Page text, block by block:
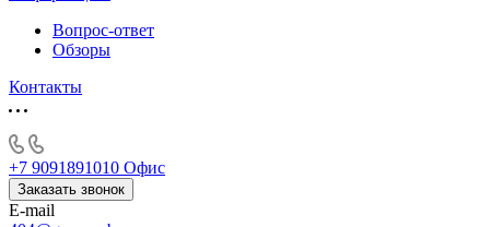
Вопрос-ответ
Обзоры
Контакты
+7 9091891010 Офис
Заказать звонок
E-mail